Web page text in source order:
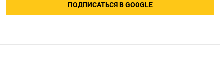
ПОДПИСАТЬСЯ В GOOGLE